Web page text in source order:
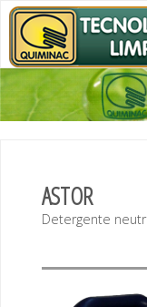
ASTOR
Detergente